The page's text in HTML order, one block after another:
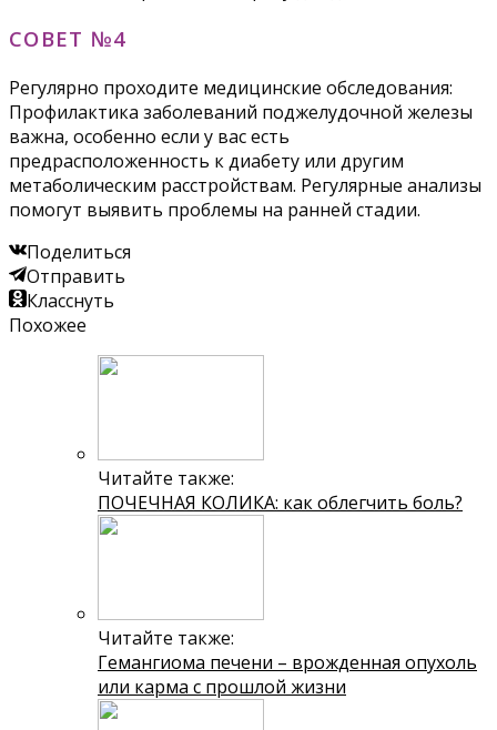
СОВЕТ №4
Регулярно проходите медицинские обследования:
Профилактика заболеваний поджелудочной железы
важна, особенно если у вас есть
предрасположенность к диабету или другим
метаболическим расстройствам. Регулярные анализы
помогут выявить проблемы на ранней стадии.
Поделиться
Отправить
Класснуть
Похожее
Читайте также:
ПОЧЕЧНАЯ КОЛИКА: как облегчить боль?
Читайте также:
Гемангиома печени – врожденная опухоль
или карма с прошлой жизни